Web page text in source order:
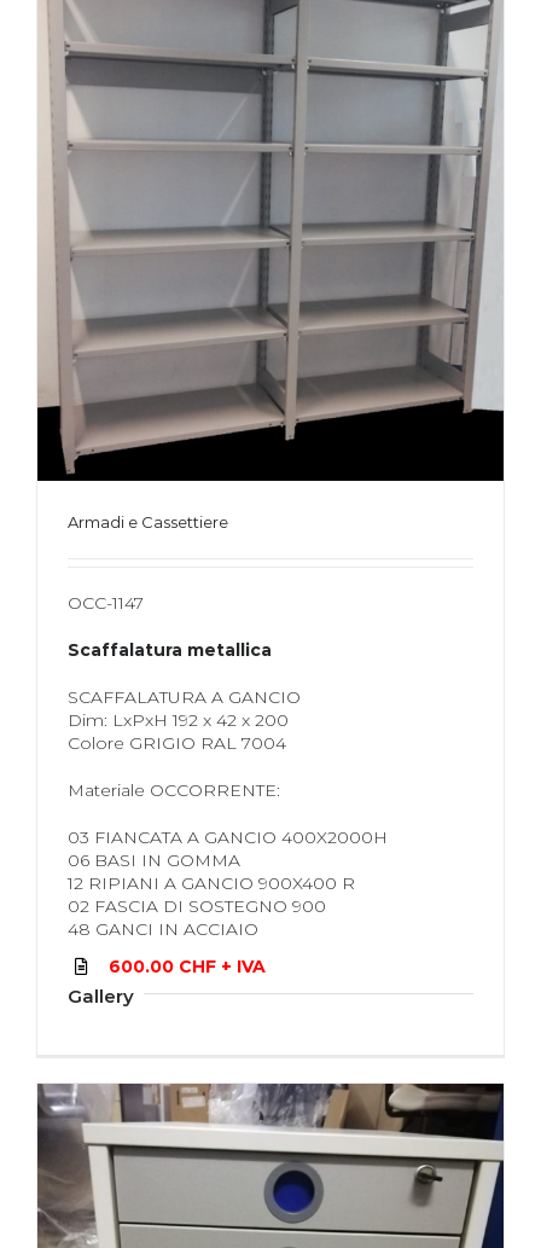
Armadi e Cassettiere
OCC-1147
Scaffalatura metallica
SCAFFALATURA A GANCIO
Dim: LxPxH 192 x 42 x 200
Colore GRIGIO RAL 7004
Materiale OCCORRENTE:
03 FIANCATA A GANCIO 400X2000H
06 BASI IN GOMMA
12 RIPIANI A GANCIO 900X400 R
02 FASCIA DI SOSTEGNO 900
48 GANCI IN ACCIAIO
600.00 CHF + IVA
Gallery